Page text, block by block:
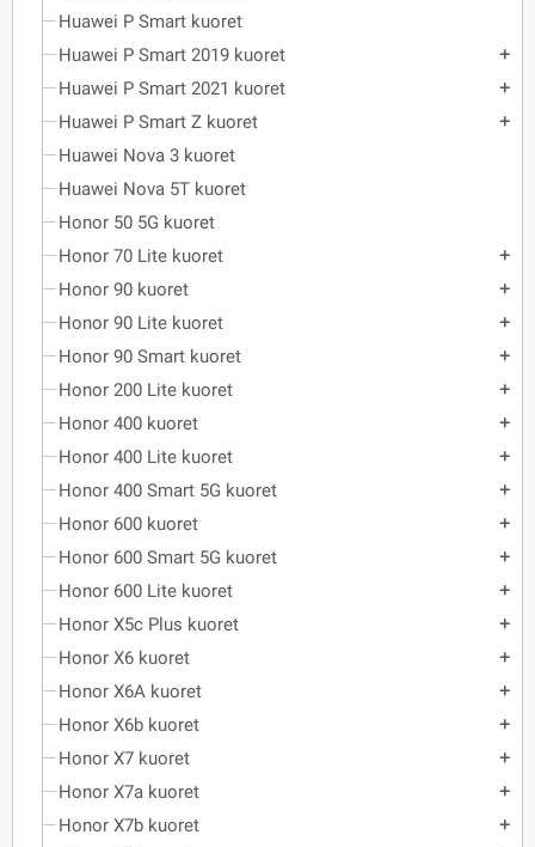
Huawei P Smart kuoret
Huawei P Smart 2019 kuoret
add
Huawei P Smart 2021 kuoret add
Huawei P Smart Z kuoret add
Huawei Nova 3 kuoret
Huawei Nova 5T kuoret
Honor 50 5G kuoret
Honor 70 Lite kuoret
add
Honor 90 kuoret add
Honor 90 Lite kuoret add
Honor 90 Smart kuoret add
Honor 200 Lite kuoret add
Honor 400 kuoret add
Honor 400 Lite kuoret add
Honor 400 Smart 5G kuoret add
Honor 600 kuoret add
Honor 600 Smart 5G kuoret add
Honor 600 Lite kuoret add
Honor X5c Plus kuoret add
Honor X6 kuoret add
Honor X6A kuoret add
Honor X6b kuoret add
Honor X7 kuoret add
Honor X7a kuoret add
Honor X7b kuoret add